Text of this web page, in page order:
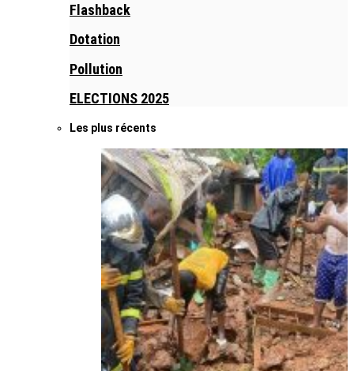
Flashback
Dotation
Pollution
ELECTIONS 2025
Les plus récents